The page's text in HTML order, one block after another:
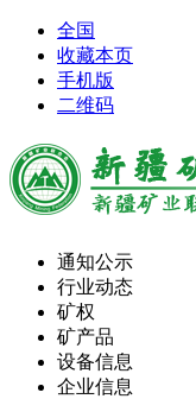
全国
收藏本页
手机版
二维码
通知公示
行业动态
矿权
矿产品
设备信息
企业信息